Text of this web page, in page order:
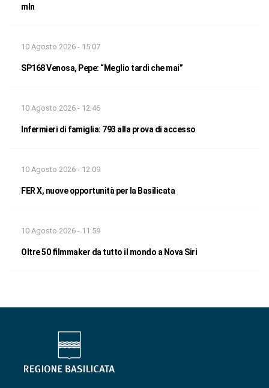
mln
10 Agosto 2026 - 15:07
SP168 Venosa, Pepe: “Meglio tardi che mai”
10 Agosto 2026 - 12:46
Infermieri di famiglia: 793 alla prova di accesso
10 Agosto 2026 - 12:09
FER X, nuove opportunità per la Basilicata
10 Agosto 2026 - 11:59
Oltre 50 filmmaker da tutto il mondo a Nova Siri